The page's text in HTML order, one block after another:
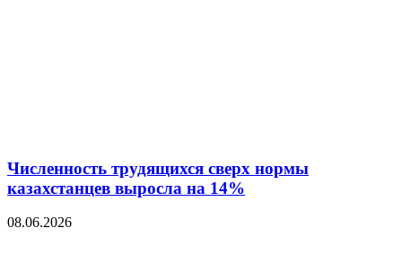
Численность трудящихся сверх нормы
казахстанцев выросла на 14%
08.06.2026